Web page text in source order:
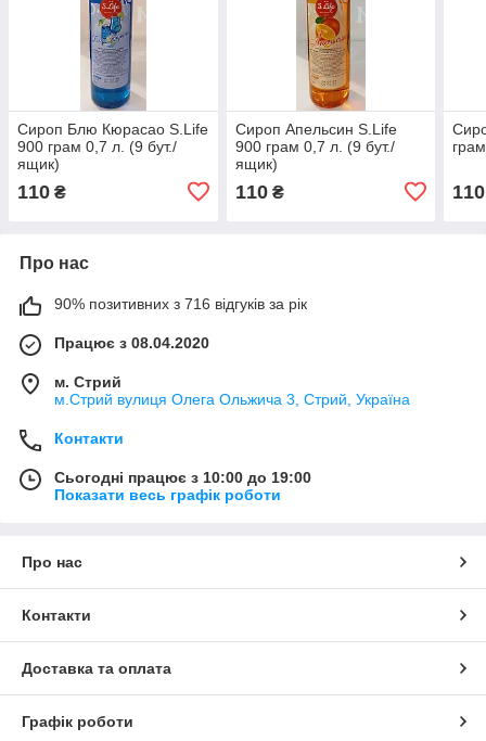
Сироп Блю Кюрасао S.Life
900 грам 0,7 л. (9 бут./
ящик)
110 ₴
Сироп Апельсин S.Life
900 грам 0,7 л. (9 бут./
ящик)
110₴ 110
Про нас
90% позитивних з 716 відгуків за рік
Працює з 08.04.2020
м. Стрий
м.Стрий вулиця Олега Ольжича 3, Стрий, Україна
Контакти
Сьогодні працює з 10:00 до 19:00
Показати весь графік роботи
Про нас
Контакти
Доставка та оплата
Графік роботи